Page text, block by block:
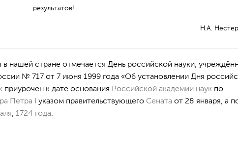
результатов!
Н.А.
нашей стране отмечается День российской науки,
№ 717 от 7 июня 1999 года «Об установлении Дня
приурочен к дате основания Российской академии наук по
Петра I указом правительствующего Сената от 28 января, а
, 1724 года.